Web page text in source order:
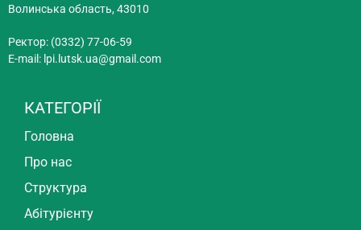
Волинська область, 43010
Ректор: (0332) 77-06-59
E-mail: lpi.lutsk.ua@gmail.com
КАТЕГОРІЇ
Головна
Про нас
Структура
Абітурієнту